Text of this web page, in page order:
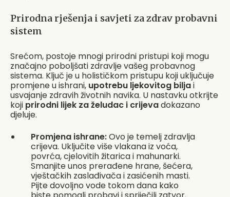
Prirodna rješenja i savjeti za zdrav probavni
sistem
Srećom, postoje mnogi prirodni pristupi koji mogu
značajno poboljšati zdravlje vašeg probavnog
sistema. Ključ je u holističkom pristupu koji uključuje
promjene u ishrani, upotrebu ljekovitog biljai
usvajanje zdravih životnih navika. U nastavku otkrijte
koji prirodni lijek za želudac i crijevadokazano
djeluje.
Promjena ishrane:Ovo je temelj zdravlja
crijeva. Uključite više vlakana iz voća,
povrća, cjelovitih žitarica i mahunarki.
Smanjite unos prerađene hrane, šećera,
vještačkih zaslađivača i zasićenih masti.
Pijte dovoljno vode tokom dana kako